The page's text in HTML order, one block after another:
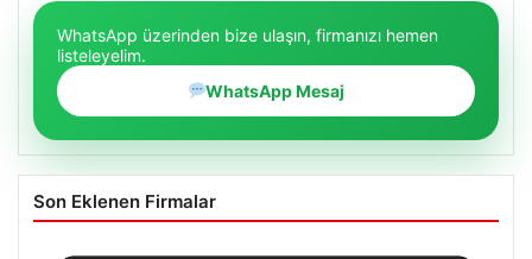
WhatsApp üzerinden bize ulaşın, firmanızı hemen
listeleyelim.
WhatsApp Mesaj
Son Eklenen Firmalar